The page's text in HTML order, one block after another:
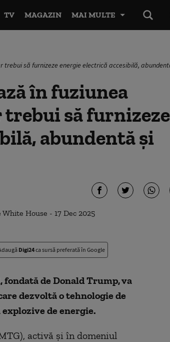
TV MAGAZIN MAI MULTE
trebui să furnizeze energie electrică accesibilă,
în fuziunea
trebui să furnizeze
abundentă şi
Digi24ca sursă preferată în Google
de Donald Trump, va
dezvoltă o tehnologie de
de energie.
activă şi în domeniul